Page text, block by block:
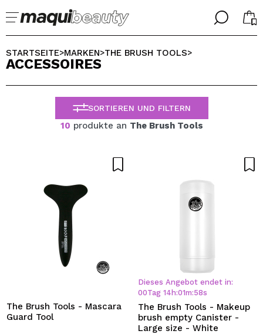
╳
Ich bin bereits #maquilover, ich habe ein Konto
Ich habe hier kein Konto
ICH MÖCHTE MICH
Durch die Erstellung eines Kontos bei Maquillalia.de
können Sie Ihre Einkäufe schnell tätigen, den Status Ihrer
Bestellungen überprüfen und Ihre bisherigen Vorgänge
╳
WÄHLE DEINE SPRACHE
ALEMAN
ESPAÑOL
ENGLISH
FRANCES
STARTSEITE>MARKEN>THE BRUSH TOOLS>
ACCESSOIRES
SORTIEREN UND FILTERN
10 produkte an The Brush Tools
The Brush Tools - Mascara
Guard Tool
Dieses Angebot endet in:
00Tag 14 h:01m:57s
The Brush Tools - Makeup
brush empty Canister -
Large size - White